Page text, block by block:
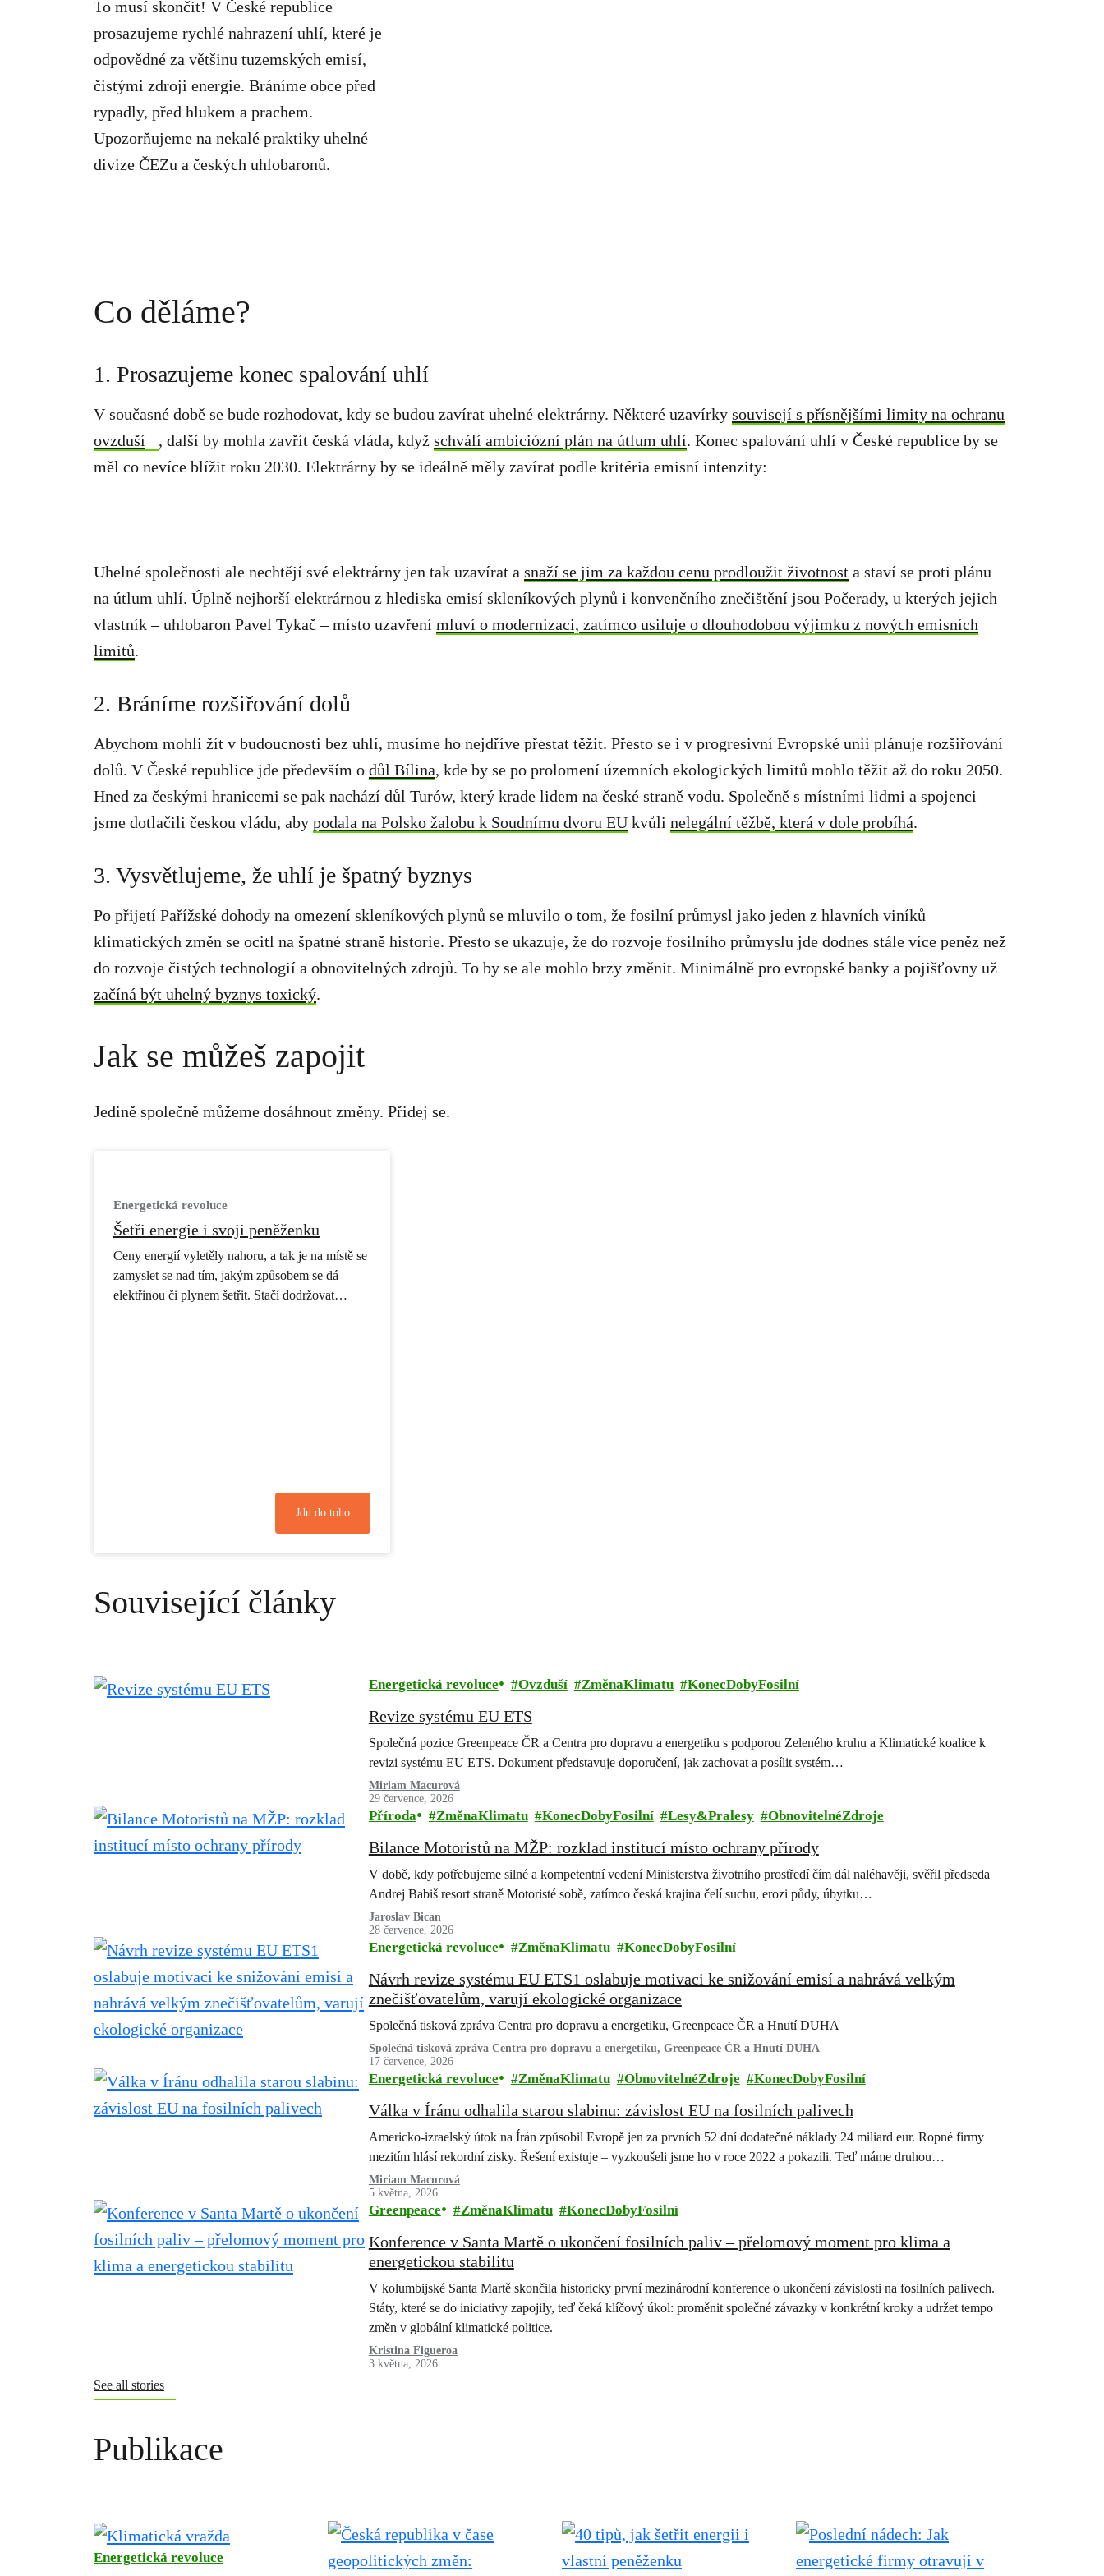
To musí skončit! V České republice
prosazujeme rychlé nahrazení uhlí, které je
odpovědné za většinu tuzemských emisí,
čistými zdroji energie. Bráníme obce před
rypadly, před hlukem a prachem.
Upozorňujeme na nekalé praktiky uhelné
divize ČEZu a českých uhlobaronů.
Co děláme?
1. Prosazujeme konec spalování uhlí
V současné době se bude rozhodovat, kdy se budou zavírat uhelné elektrárny. Některé uzavírky souvisejí s přísnějšími limity na ochranu
ovzduší
, další by mohla zavřít česká vláda, když schválí ambiciózní plán na útlum uhlí. Konec spalování uhlí v České republice by se
měl co nevíce blížit roku 2030. Elektrárny by se ideálně měly zavírat podle kritéria emisní intenzity:
Uhelné společnosti ale nechtějí své elektrárny jen tak uzavírat a snaží se jim za každou cenu prodloužit životnost a staví se proti plánu
na útlum uhlí. Úplně nejhorší elektrárnou z hlediska emisí skleníkových plynů i konvenčního znečištění jsou Počerady, u kterých jejich
vlastník – uhlobaron Pavel Tykač – místo uzavření mluví o modernizaci, zatímco usiluje o dlouhodobou výjimku z nových emisních
limitů.
2. Bráníme rozšiřování dolů
Abychom mohli žít v budoucnosti bez uhlí, musíme ho nejdříve přestat těžit. Přesto se i v progresivní Evropské unii plánuje rozšiřování
dolů. V České republice jde především o důl Bílina, kde by se po prolomení územních ekologických limitů mohlo těžit až do roku 2050.
Hned za českými hranicemi se pak nachází důl Turów, který krade lidem na české straně vodu. Společně s místními lidmi a spojenci
jsme dotlačili českou vládu, aby podala na Polsko žalobu k Soudnímu dvoru EU kvůli nelegální těžbě, která v dole probíhá.
3. Vysvětlujeme, že uhlí je špatný byznys
Po přijetí Pařížské dohody na omezení skleníkových plynů se mluvilo o tom, že fosilní průmysl jako jeden z hlavních viníků
klimatických změn se ocitl na špatné straně historie. Přesto se ukazuje, že do rozvoje fosilního průmyslu jde dodnes stále více peněz než
do rozvoje čistých technologií a obnovitelných zdrojů. To by se ale mohlo brzy změnit. Minimálně pro evropské banky a pojišťovny už
začíná být uhelný byznys toxický.
Jak se můžeš zapojit
Jedině společně můžeme dosáhnout změny. Přidej se.
Energetická revoluce
Šetři energie i svoji peněženku
Ceny energií vyletěly nahoru, a tak je na místě se
zamyslet se nad tím, jakým způsobem se dá
elektřinou či plynem šetřit. Stačí dodržovat
Jdu do toho
Související články
Energetická revoluce Ovzduší ZměnaKlimatu KonecDobyFosilní
Revize systému EU ETS
Společná pozice Greenpeace ČR a Centra pro dopravu a energetiku s podporou Zeleného kruhu a Klimatické koalice k
revizi systému EU ETS. Dokument představuje doporučení, jak zachovat a posílit systém…
Miriam Macurová
29 července, 2026
Příroda ZměnaKlimatu KonecDobyFosilní Lesy&Pralesy ObnovitelnéZdroje
Bilance Motoristů na MŽP: rozklad institucí místo ochrany přírody
V době, kdy potřebujeme silné a kompetentní vedení Ministerstva životního prostředí čím dál naléhavěji, svěřil předseda
Andrej Babiš resort straně Motoristé sobě, zatímco česká krajina čelí suchu, erozi půdy, úbytku…
Jaroslav Bican
28 července, 2026
Energetická revoluce ZměnaKlimatu KonecDobyFosilní
Návrh revize systému EU ETS1 oslabuje motivaci ke snižování emisí a nahrává velkým
znečišťovatelům, varují ekologické organizace
Společná tisková zpráva Centra pro dopravu a energetiku, Greenpeace ČR a Hnutí DUHA
Společná tisková zpráva Centra pro dopravu a energetiku, Greenpeace ČR a Hnutí DUHA
17 července, 2026
Energetická revoluce ZměnaKlimatu ObnovitelnéZdroje KonecDobyFosilní
Válka v Íránu odhalila starou slabinu: závislost EU na fosilních palivech
Americko-izraelský útok na Írán způsobil Evropě jen za prvních 52 dní dodatečné náklady 24 miliard eur. Ropné firmy
mezitím hlásí rekordní zisky. Řešení existuje – vyzkoušeli jsme ho v roce 2022 a pokazili. Teď máme druhou…
Miriam Macurová
5 května, 2026
Greenpeace ZměnaKlimatu KonecDobyFosilní
Konference v Santa Martě o ukončení fosilních paliv – přelomový moment pro klima a
energetickou stabilitu
V kolumbijské Santa Martě skončila historicky první mezinárodní konference o ukončení závislosti na fosilních palivech.
Státy, které se do iniciativy zapojily, teď čeká klíčový úkol: proměnit společné závazky v konkrétní kroky a udržet tempo
změn v globální klimatické politice.
Kristina Figueroa
3 května, 2026
See all stories
Publikace
Energetická revoluce